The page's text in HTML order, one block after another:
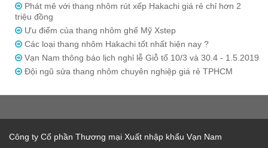
Phát mê với thang nhôm rút xếp Hakachi giá rẻ chỉ hơn 2
triệu đồng
Ưu điểm của thang nhôm ghế Mỹ Xstep
Các loại thang nhôm Hakachi tốt nhất hiện nay ?
Vạn Nam thông báo lịch nghỉ lễ Giỗ tổ 10/3 và 30.4 - 1.5.2019
Đội ngũ sửa thang nhôm chuyên nghiệp giá rẻ TPHCM
Công ty Cổ phần Thương mại Xuất nhập khẩu Vạn Nam